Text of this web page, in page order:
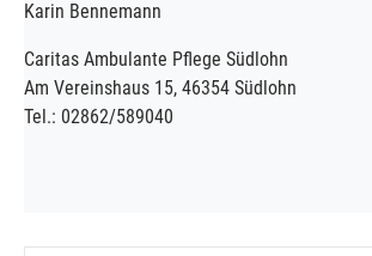
Karin Bennemann
Caritas Ambulante Pflege Südlohn
Am Vereinshaus 15, 46354 Südlohn
Tel.: 02862/589040